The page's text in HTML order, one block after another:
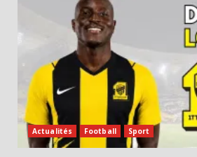
Actualités Football Sport